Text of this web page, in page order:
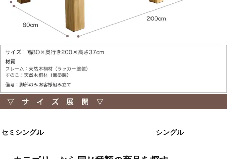
セミシングル シングル